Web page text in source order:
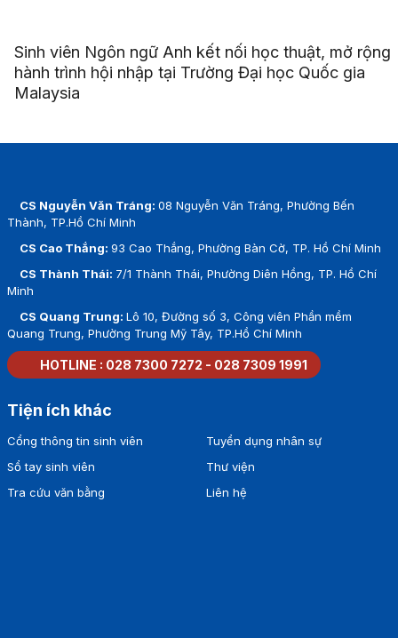
Sinh viên Ngôn ngữ Anh kết nối học thuật, mở rộng
hành trình hội nhập tại Trường Đại học Quốc gia
Malaysia
CS Nguyễn Văn Tráng: 08 Nguyễn Văn Tráng, Phường Bến
Thành, TP.Hồ Chí Minh
CS Cao Thắng: 93 Cao Thắng, Phường Bàn Cờ, TP. Hồ Chí Minh
CS Thành Thái: 7/1 Thành Thái, Phường Diên Hồng, TP. Hồ Chí
Minh
CS Quang Trung: Lô 10, Đường số 3, Công viên Phần mềm
Quang Trung, Phường Trung Mỹ Tây, TP.Hồ Chí Minh
HOTLINE : 028 7300 7272 - 028 7309 1991
Tiện ích khác
Cổng thông tin sinh viên
Sổ tay sinh viên
Tra cứu văn bằng
Tuyển dụng nhân sự
Thư viện
Liên hệ